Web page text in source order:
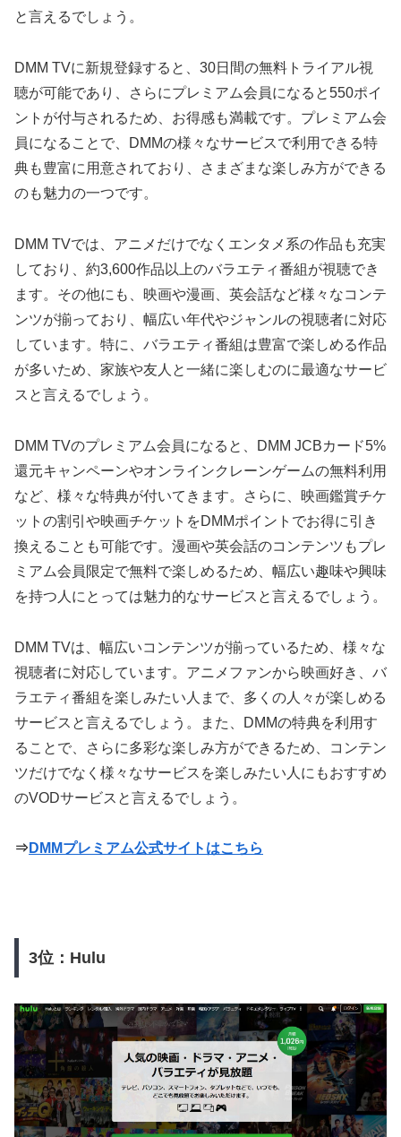
と言えるでしょう。
DMM TVに新規登録すると、30日間の無料トライアル視
聴が可能であり、さらにプレミアム会員になると550ポイ
ントが付与されるため、お得感も満載です。プレミアム会
員になることで、DMMの様々なサービスで利用できる特
典も豊富に用意されており、さまざまな楽しみ方ができる
のも魅力の一つです。
DMM TVでは、アニメだけでなくエンタメ系の作品も充実
しており、約3,600作品以上のバラエティ番組が視聴でき
ます。その他にも、映画や漫画、英会話など様々なコンテ
ンツが揃っており、幅広い年代やジャンルの視聴者に対応
しています。特に、バラエティ番組は豊富で楽しめる作品
が多いため、家族や友人と一緒に楽しむのに最適なサービ
スと言えるでしょう。
DMM TVのプレミアム会員になると、DMM JCBカード5%
還元キャンペーンやオンラインクレーンゲームの無料利用
など、様々な特典が付いてきます。さらに、映画鑑賞チケ
ットの割引や映画チケットをDMMポイントでお得に引き
換えることも可能です。漫画や英会話のコンテンツもプレ
ミアム会員限定で無料で楽しめるため、幅広い趣味や興味
を持つ人にとっては魅力的なサービスと言えるでしょう。
DMM TVは、幅広いコンテンツが揃っているため、様々な
視聴者に対応しています。アニメファンから映画好き、バ
ラエティ番組を楽しみたい人まで、多くの人々が楽しめる
サービスと言えるでしょう。また、DMMの特典を利用す
ることで、さらに多彩な楽しみ方ができるため、コンテン
ツだけでなく様々なサービスを楽しみたい人にもおすすめ
のVODサービスと言えるでしょう。
⇒ DMMプレミアム公式サイトはこちら
3位：Hulu